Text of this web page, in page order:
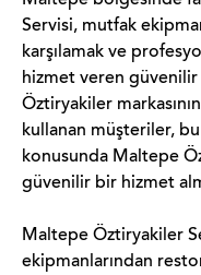
Servisi, mutfak
karşılamak ve
hizmet veren güvenilir
Öztiryakiler
kullanan müşteriler, bu
konusunda Maltepe
güvenilir bir hizmet
Maltepe Öztiryakiler
ekipmanlarından